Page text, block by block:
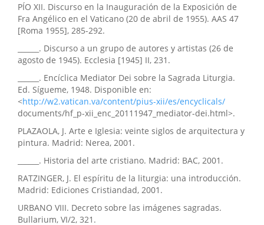
PÍO XII. Discurso en la Inauguración de la Exposición de
Fra Angélico en el Vaticano (20 de abril de 1955). AAS 47
[Roma 1955], 285-292.
______. Discurso a un grupo de autores y artistas (26 de
agosto de 1945). Ecclesia [1945] II, 231.
______. Encíclica Mediator Dei sobre la Sagrada Liturgia.
Ed. Sígueme, 1948. Disponible en:
<http://w2.vatican.va/content/pius-xii/es/encyclicals/
documents/hf_p-xii_enc_20111947_mediator-dei.html>.
PLAZAOLA, J. Arte e Iglesia: veinte siglos de arquitectura y
pintura. Madrid: Nerea, 2001.
______. Historia del arte cristiano. Madrid: BAC, 2001.
RATZINGER, J. El espíritu de la liturgia: una introducción.
Madrid: Ediciones Cristiandad, 2001.
URBANO VIII. Decreto sobre las imágenes sagradas.
Bullarium, VI/2, 321.